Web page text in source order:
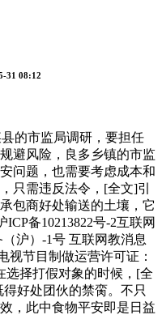
31 08:12
的市监局调研，要担任
避风险，良多乡镇的市监
问题，也需要考虑成本和
只需违反法令，[全文]引
包商好处输送的土壤，它
备10213822号-2互联网
沪）-1号 互联网教消息
视节目制做运营许可证：
选择打假对象的时候，[全
好处团伙的禁脔。不只
，此中食物平安即是日益